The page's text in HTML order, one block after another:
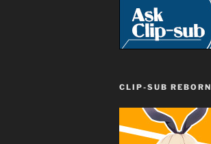
CLIP-SUB REBORN